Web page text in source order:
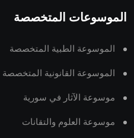
الموسوعات المتخصصة
الموسوعة الطبية المتخصصة
الموسوعة القانونية المتخصصة
موسوعة الآثار في سورية
موسوعة العلوم والتقانات